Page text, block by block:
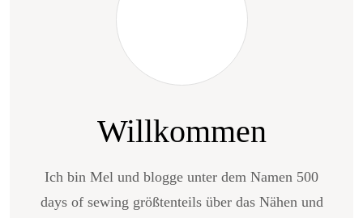
Willkommen
Ich bin Mel und blogge unter dem Namen 500
days of sewing größtenteils über das Nähen und